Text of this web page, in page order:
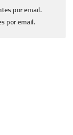
por email.
por email.